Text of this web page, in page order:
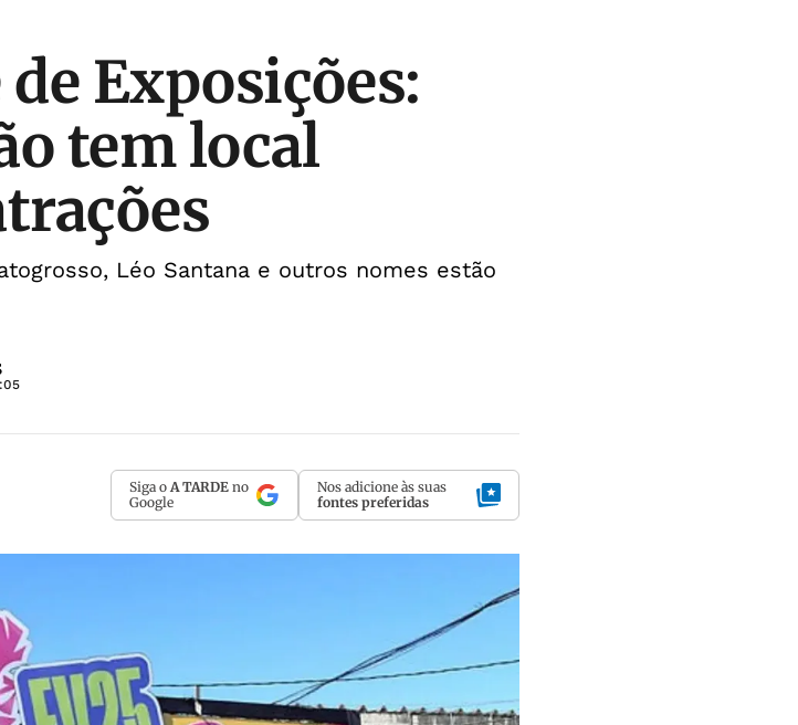
Exposições:
tem local
Léo Santana e outros nomes estão
Siga o A TARDE no
Google
Nos adicione às suas
fontes preferidas